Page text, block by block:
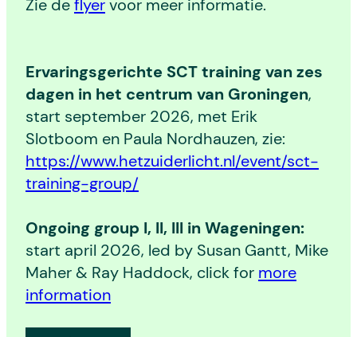
Zie deflyervoor meer informatie.
Ervaringsgerichte SCT training van zes
dagen in het centrum van Groningen,
start september 2026, met Erik
Slotboom en Paula Nordhauzen, zie:
https://www.hetzuiderlicht.nl/event/sct-
training-group/
Ongoing group I, II, III in Wageningen:
start april 2026, led by Susan Gantt, Mike
Maher & Ray Haddock, click for more
information